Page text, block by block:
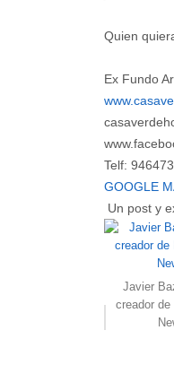
Quien
Ex Fundo
Telf:
GOOGLE
Un post y
Javier
creador